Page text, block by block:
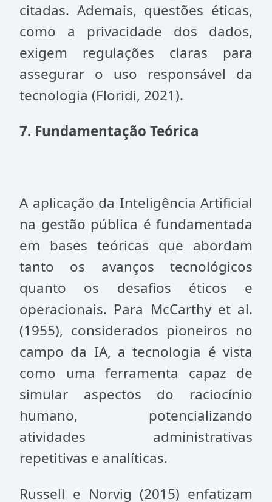
citadas. Ademais, questões éticas,
como a privacidade dos dados,
exigem regulações claras para
assegurar o uso responsável da
tecnologia (Floridi, 2021).
7. Fundamentação Teórica
A aplicação da Inteligência Artificial
na gestão pública é fundamentada
em bases teóricas que abordam
tanto os avanços tecnológicos
quanto os desafios éticos e
operacionais. Para McCarthy et al.
(1955), considerados pioneiros no
campo da IA, a tecnologia é vista
como uma ferramenta capaz de
simular aspectos do raciocínio
humano, potencializando
atividades administrativas
repetitivas e analíticas.
Russell e Norvig (2015) enfatizam